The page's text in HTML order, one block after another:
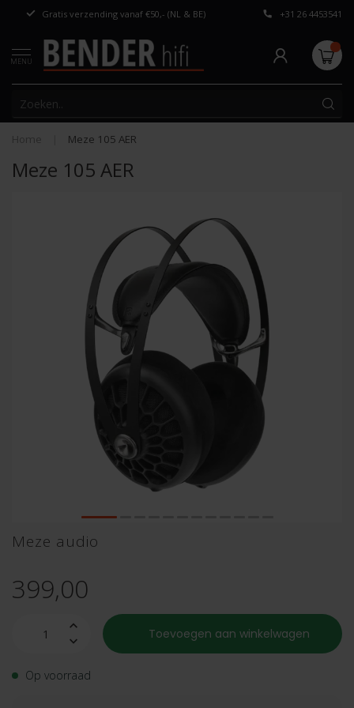
Gratis verzending vanaf €50,- (NL & BE) Persoonlijk
+31 26 4453541
MENU
Home Meze 105 AER
Meze 105 AER
Meze audio
399,00
Toevoegen aan winkelwagen
Op voorraad